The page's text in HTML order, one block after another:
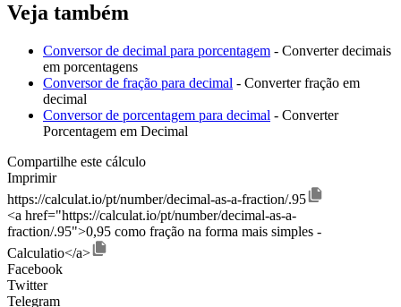
Veja também
Conversor de decimal para porcentagem - Converter decimais
em porcentagens
Conversor de fração para decimal - Converter fração em
decimal
Conversor de porcentagem para decimal - Converter
Porcentagem em Decimal
Compartilhe este cálculo
Imprimir
https://calculat.io/pt/number/decimal-as-a-fraction/.95
<a href="https://calculat.io/pt/number/decimal-as-a-
fraction/.95">0,95 como fração na forma mais simples -
Calculatio</a>
Facebook
Twitter
Telegram